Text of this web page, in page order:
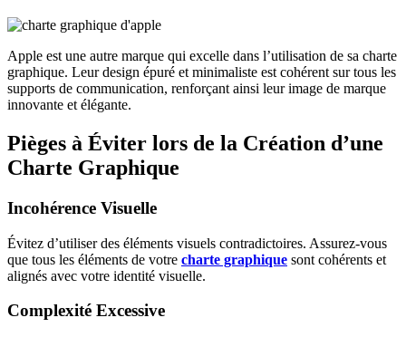
Apple est une autre marque qui excelle dans l’utilisation de sa charte
graphique. Leur design épuré et minimaliste est cohérent sur tous les
supports de communication, renforçant ainsi leur image de marque
innovante et élégante.
Pièges à Éviter lors de la Création d’une
Charte Graphique
Incohérence Visuelle
Évitez d’utiliser des éléments visuels contradictoires. Assurez-vous
que tous les éléments de votre charte graphique sont cohérents et
alignés avec votre identité visuelle.
Complexité Excessive